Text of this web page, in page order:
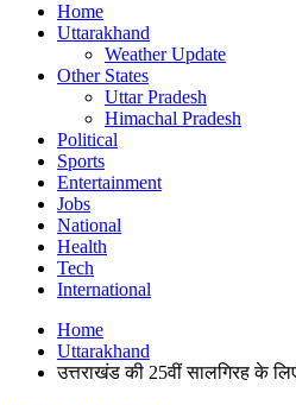
Home
Uttarakhand
Weather Update
Other States
Uttar Pradesh
Himachal Pradesh
Political
Sports
Entertainment
Jobs
National
Health
Tech
International
Home
Uttarakhand
उत्तराखंड की 25वीं सालगिरह के